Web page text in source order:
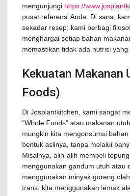
mengunjungi https://
pusat referensi Anda. Di sana,
sekadar resep; kami berbagi
menghargai setiap bahan
memastikan tidak ada nutrisi
Kekuatan Makanan
Foods)
Di Josplantkitchen, kami sangat
"Whole Foods" atau makanan
mungkin kita mengonsumsi
bentuk aslinya, tanpa melalui
Misalnya, alih-alih membeli
menggunakan gandum utuh atau
menggunakan minyak goreng
trans, kita menggunakan lemak